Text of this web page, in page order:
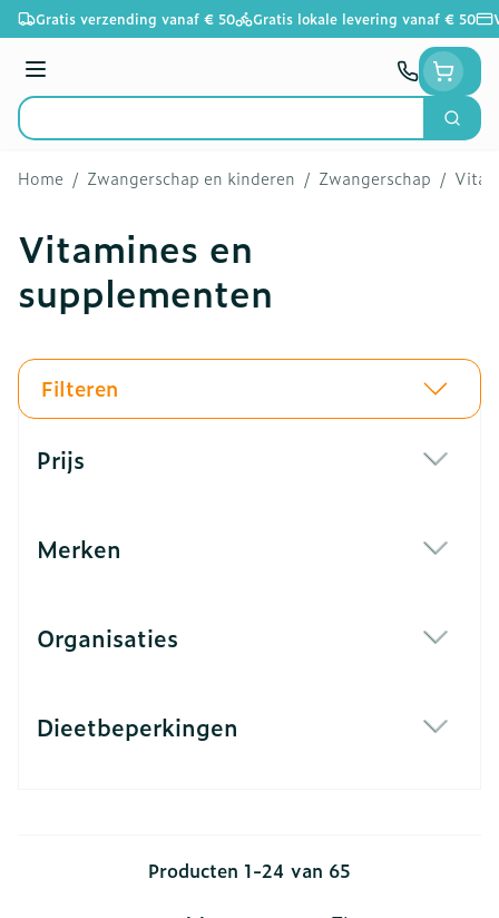
Ga naar de inhoud
Gratis verzending vanaf € 50 Gratis lokale levering vanaf € 50
Menu
Product, merk, categorie...
Zoek
Home / Zwangerschap en kinderen / Zwangerschap /
Vitamines en
supplementen
Filteren
Prijs
Merken
Organisaties
Dieetbeperkingen
Producten 1-24 van 65